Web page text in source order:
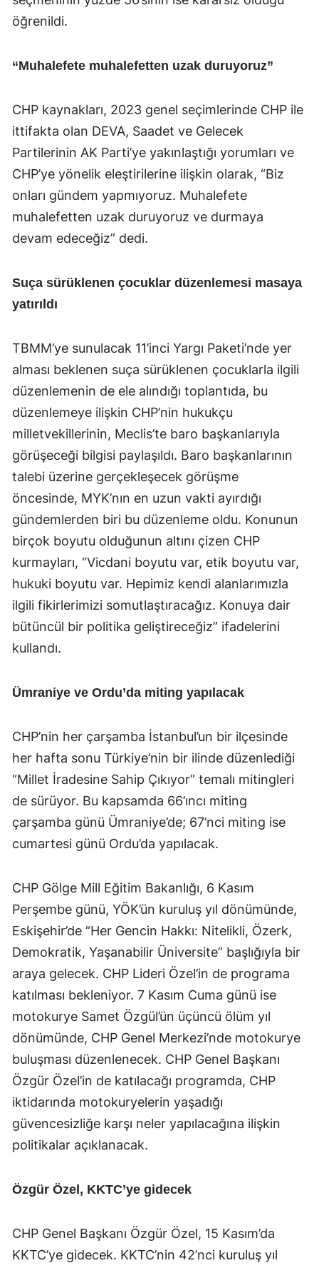
öğrenildi.
“Muhalefete muhalefetten uzak duruyoruz”
CHP kaynakları, 2023 genel seçimlerinde CHP ile
ittifakta olan DEVA, Saadet ve Gelecek
Partilerinin AK Parti’ye yakınlaştığı yorumları ve
CHP’ye yönelik eleştirilerine ilişkin olarak, “Biz
onları gündem yapmıyoruz. Muhalefete
muhalefetten uzak duruyoruz ve durmaya
devam edeceğiz” dedi.
Suça sürüklenen çocuklar düzenlemesi masaya
yatırıldı
TBMM’ye sunulacak 11’inci Yargı Paketi’nde yer
alması beklenen suça sürüklenen çocuklarla ilgili
düzenlemenin de ele alındığı toplantıda, bu
düzenlemeye ilişkin CHP’nin hukukçu
milletvekillerinin, Meclis’te baro başkanlarıyla
görüşeceği bilgisi paylaşıldı. Baro başkanlarının
talebi üzerine gerçekleşecek görüşme
öncesinde, MYK’nın en uzun vakti ayırdığı
gündemlerden biri bu düzenleme oldu. Konunun
birçok boyutu olduğunun altını çizen CHP
kurmayları, “Vicdani boyutu var, etik boyutu var,
hukuki boyutu var. Hepimiz kendi alanlarımızla
ilgili fikirlerimizi somutlaştıracağız. Konuya dair
bütüncül bir politika geliştireceğiz” ifadelerini
kullandı.
Ümraniye ve Ordu’da miting yapılacak
CHP’nin her çarşamba İstanbul’un bir ilçesinde
her hafta sonu Türkiye’nin bir ilinde düzenlediği
“Millet İradesine Sahip Çıkıyor” temalı mitingleri
de sürüyor. Bu kapsamda 66’ıncı miting
çarşamba günü Ümraniye’de; 67’nci miting ise
cumartesi günü Ordu’da yapılacak.
CHP Gölge Mill Eğitim Bakanlığı, 6 Kasım
Perşembe günü, YÖK’ün kuruluş yıl dönümünde,
Eskişehir’de “Her Gencin Hakkı: Nitelikli, Özerk,
Demokratik, Yaşanabilir Üniversite” başlığıyla bir
araya gelecek. CHP Lideri Özel’in de programa
katılması bekleniyor. 7 Kasım Cuma günü ise
motokurye Samet Özgül’ün üçüncü ölüm yıl
dönümünde, CHP Genel Merkezi’nde motokurye
buluşması düzenlenecek. CHP Genel Başkanı
Özgür Özel’in de katılacağı programda, CHP
iktidarında motokuryelerin yaşadığı
güvencesizliğe karşı neler yapılacağına ilişkin
politikalar açıklanacak.
Özgür Özel, KKTC’ye gidecek
CHP Genel Başkanı Özgür Özel, 15 Kasım’da
KKTC’ye gidecek. KKTC’nin 42’nci kuruluş yıl